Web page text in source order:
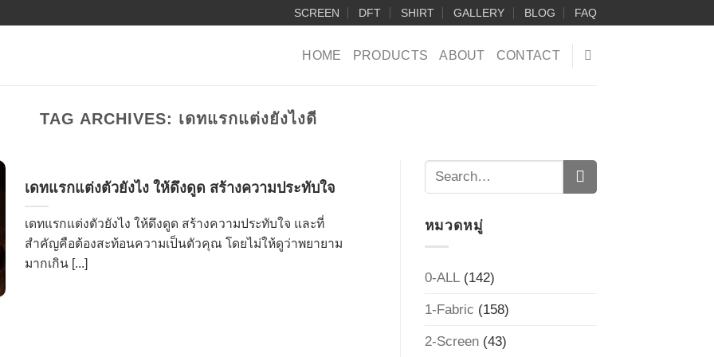
SCREEN DFT SHIRT GALLERY BLOG FAQ
HOME PRODUCTS ABOUT CONTACT
TAG ARCHIVES: เดทแรกแต่งยังไงดี
เดทแรกแต่งตัวยังไง ให้ดึงดูด สร้างความประทับใจ
เดทแรกแต่งตัวยังไง ให้ดึงดูด สร้างความประทับใจ และที่
สำคัญคือต้องสะท้อนความเป็นตัวคุณ โดยไม่ให้ดูว่าพยายาม
มากเกิน [...]
หมวดหมู่
0-ALL(142)
1-Fabric (158)
2-Screen(43)